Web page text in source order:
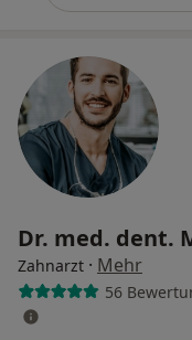
Dr. med. dent.
Zahnarzt · Mehr
56